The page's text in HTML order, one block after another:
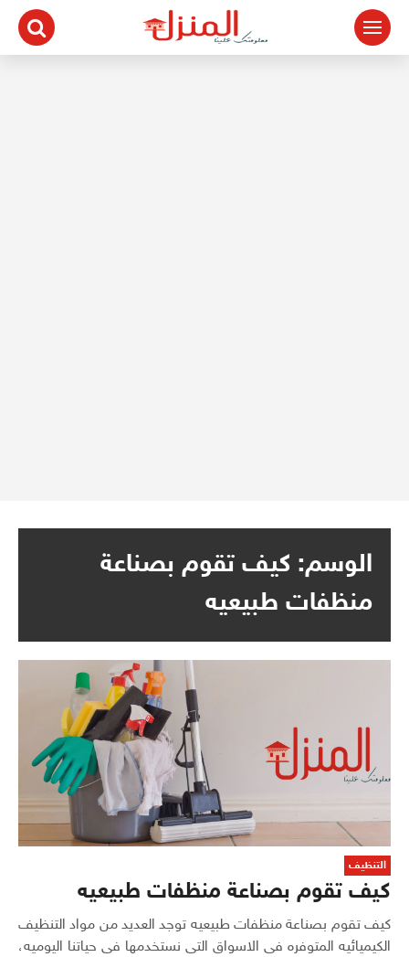
التجاوز
المحتوى
الوسم: كيف تقوم بصناعة
منظفات طبيعيه
التنظيف
كيف تقوم بصناعة منظفات طبيعيه
كيف تقوم بصناعة منظفات طبيعيه توجد العديد من مواد التنظيف
الكيميائيه المتوفره فى الاسواق التى نستخدمها فى حياتنا اليوميه،